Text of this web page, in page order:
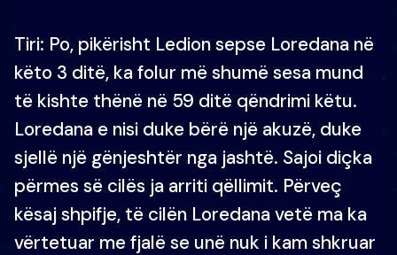
Tiri: Po, pikërisht Ledion sepse Loredana në
këto 3 ditë, ka folur më shumë sesa mund
të kishte thënë në 59 ditë qëndrimi këtu.
Loredana e nisi duke bërë një akuzë, duke
sjellë një gënjeshtër nga jashtë. Sajoi diçka
përmes së cilës ja arriti qëllimit. Përveç
kësaj shpifje, të cilën Loredana vetë ma ka
vërtetuar me fjalë se unë nuk i kam shkruar